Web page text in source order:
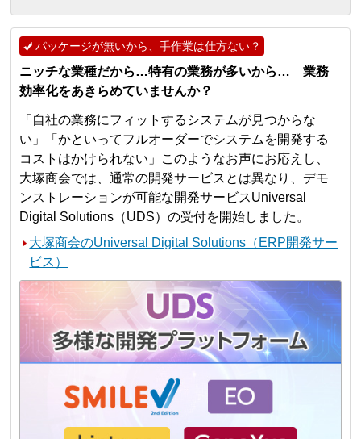
パッケージが無いから、手作業は仕方ない？
ニッチな業種だから…特有の業務が多いから… 業務
効率化をあきらめていませんか？
「自社の業務にフィットするシステムが見つからな
い」「かといってフルオーダーでシステムを開発する
コストはかけられない」このようなお声にお応えし、
大塚商会では、通常の開発サービスとは異なり、デモ
ンストレーションが可能な開発サービスUniversal
Digital Solutions（UDS）の受付を開始しました。
大塚商会のUniversal Digital Solutions（ERP開発サー
ビス）